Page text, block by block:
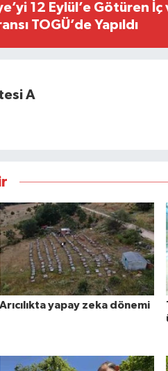
12 Eylül’e Götüren İç
TOGÜ’de Yapıldı
A
Arıcılıkta yapay zeka dönemi